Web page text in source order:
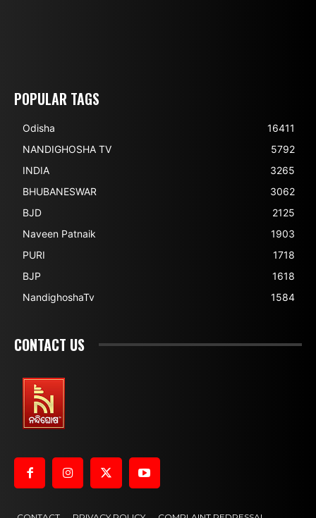
POPULAR TAGS
Odisha
16411
NANDIGHOSHA TV
5792
INDIA
3265
BHUBANESWAR
3062
BJD
2125
Naveen Patnaik
1903
PURI
1718
BJP
1618
NandighoshaTv
1584
CONTACT US